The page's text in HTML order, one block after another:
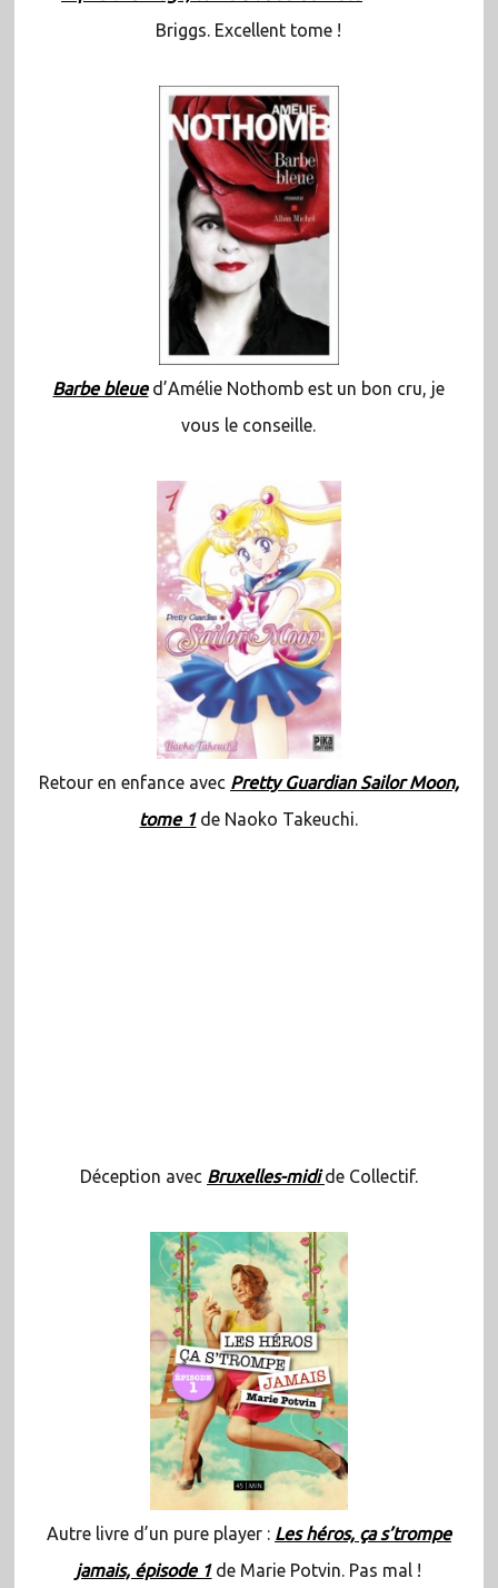
Briggs. Excellent tome !
Barbe bleued’Amélie Nothomb est un bon cru, je
vous le conseille.
Retour en enfance avec Pretty Guardian Sailor Moon,
tome 1de Naoko Takeuchi.
Déception avec Bruxelles-midi de Collectif.
Autre livre d’un pure player : Les héros, ça s’trompe
jamais, épisode 1de Marie Potvin. Pas mal !